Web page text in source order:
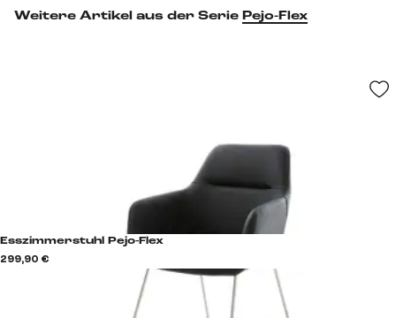
Weitere Artikel aus der Serie Pejo-Flex
Esszimmerstuhl Pejo-Flex
299,90 €